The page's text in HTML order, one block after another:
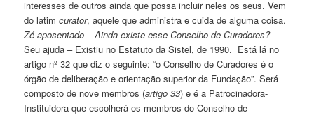
interesses de outros ainda que possa incluir neles os seus. Vem
do latimcurator, aquele que administra e cuida de alguma coisa.
Zé aposentado – Ainda existe esse Conselho de Curadores?
Seu ajuda – Existiu no Estatuto da Sistel, de 1990. Está lá no
artigo nº 32 que diz o seguinte: “o Conselho de Curadores é o
órgão de deliberação e orientação superior da Fundação”. Será
composto de nove membros (artigo 33) e é a Patrocinadora-
Instituidora que escolherá os membros do Conselho de